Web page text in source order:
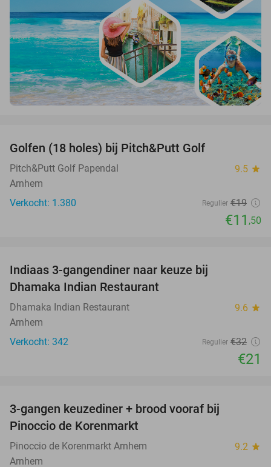
Golfen (18 holes) bij Pitch&Putt Golf
Pitch&Putt Golf Papendal 9.5 star
Arnhem
Verkocht: 1.380
Regulier €19
€11 ,50
Indiaas 3-gangendiner naar keuze bij
Dhamaka Indian Restaurant
Dhamaka Indian Restaurant 9.6 star
Arnhem
Verkocht: 342
Regulier €32
€21
3-gangen keuzediner + brood vooraf bij
Pinoccio de Korenmarkt
Pinoccio de Korenmarkt Arnhem 9.2 star
Arnhem